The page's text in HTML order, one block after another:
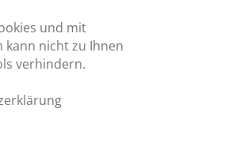
und mit
kann nicht zu Ihnen
verhindern.